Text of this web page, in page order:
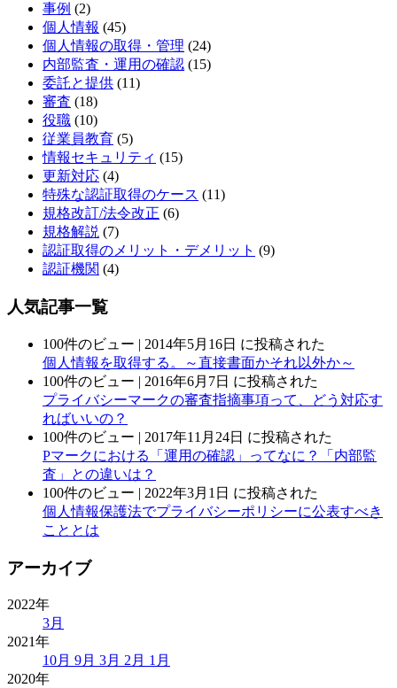
事例 (2)
個人情報 (45)
個人情報の取得・管理 (24)
内部監査・運用の確認 (15)
委託と提供 (11)
審査 (18)
役職 (10)
従業員教育 (5)
情報セキュリティ (15)
更新対応 (4)
特殊な認証取得のケース (11)
規格改訂/法令改正 (6)
規格解説 (7)
認証取得のメリット・デメリット (9)
認証機関 (4)
人気記事一覧
100件のビュー | 2014年5月16日 に投稿された
個人情報を取得する。～直接書面かそれ以外か～
100件のビュー | 2016年6月7日 に投稿された
プライバシーマークの審査指摘事項って、どう対応す
ればいいの？
100件のビュー | 2017年11月24日 に投稿された
Pマークにおける「運用の確認」ってなに？「内部監
査」との違いは？
100件のビュー | 2022年3月1日 に投稿された
個人情報保護法でプライバシーポリシーに公表すべき
こととは
アーカイブ
2022年
3月
2021年
10月 9月 3月 2月 1月
2020年